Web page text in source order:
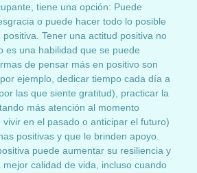
tiene una opción: Puede
o puede hacer todo lo posible
Tener una actitud positiva no
es una habilidad que se puede
de pensar más en positivo son
ejemplo, dedicar tiempo cada día a
las que siente gratitud), practicar la
más atención al momento
en el pasado o anticipar el futuro)
positivas y que le brinden apoyo.
puede aumentar su resiliencia y
calidad de vida, incluso cuando